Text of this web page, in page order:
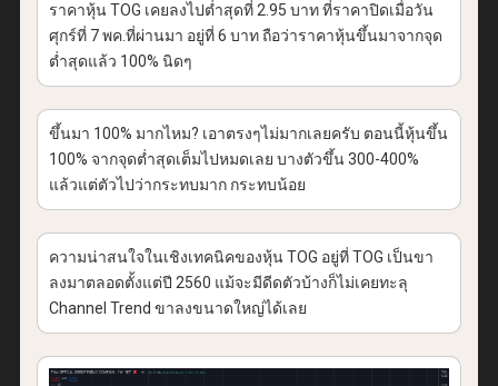
ราคาหุ้น TOG เคยลงไปต่ำสุดที่ 2.95 บาท ที่ราคาปิดเมื่อวัน
ศุกร์ที่ 7 พค.ที่ผ่านมา อยู่ที่ 6 บาท ถือว่าราคาหุ้นขึ้นมาจากจุด
ต่ำสุดแล้ว 100% นิดๆ
ขึ้นมา 100% มากไหม? เอาตรงๆไม่มากเลยครับ ตอนนี้หุ้นขึ้น
100% จากจุดต่ำสุดเต็มไปหมดเลย บางตัวขึ้น 300-400%
แล้วแต่ตัวไปว่ากระทบมาก กระทบน้อย
ความน่าสนใจในเชิงเทคนิคของหุ้น TOG อยู่ที่ TOG เป็นขา
ลงมาตลอดตั้งแต่ปี 2560 แม้จะมีดีดตัวบ้างก็ไม่เคยทะลุ
Channel Trend ขาลงขนาดใหญ่ได้เลย